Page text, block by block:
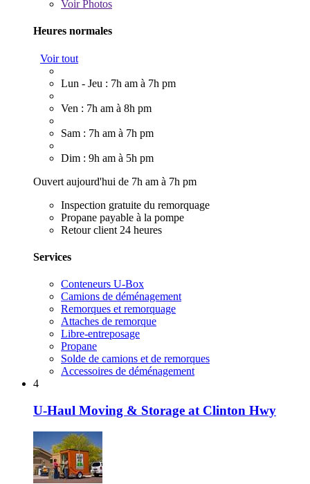
VoirPhotos
Heures normales
Voir tout
Lun - Jeu : 7h am à 7h pm
Ven : 7h am à 8h pm
Sam : 7h am à 7h pm
Dim : 9h am à 5h pm
Ouvert aujourd'hui de 7h am à 7h pm
Inspection gratuite du remorquage
Propane payable à la pompe
Retour client 24 heures
Services
Conteneurs U-Box
Camions de déménagement
Remorques et remorquage
Attaches de remorque
Libre-entreposage
Propane
Solde de camions et de remorques
Accessoires de déménagement
4
U-Haul Moving & Storage at Clinton Hwy